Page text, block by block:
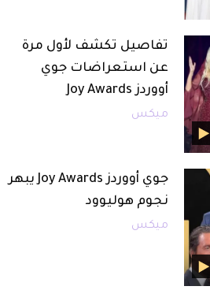
تفاصيل تكشف لأول مرة
عن استعراضات جوي
أووردز Joy Awards
ميكس
جوي أووردز Joy Awards يبهر
نجوم هوليوود
ميكس